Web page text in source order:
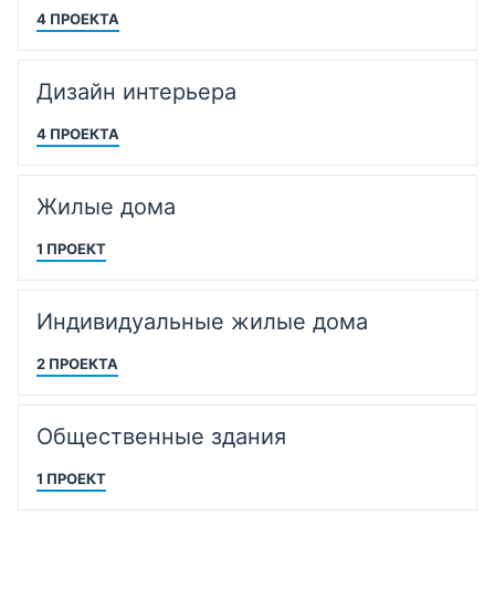
4 ПРОЕКТА
Дизайн интерьера
4 ПРОЕКТА
Жилые дома
1 ПРОЕКТ
Индивидуальные жилые дома
2 ПРОЕКТА
Общественные здания
1 ПРОЕКТ